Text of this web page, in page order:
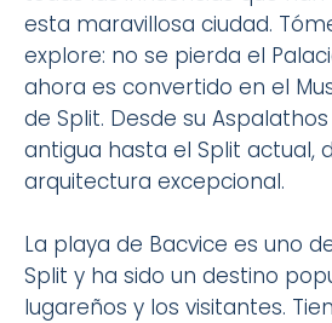
esta maravillosa ciudad.
explore: no se pierda el
ahora es convertido en el
de Split. Desde su
antigua hasta el Split actual,
arquitectura excepcional.
La playa de Bacvice es uno
Split y ha sido un destino
lugareños y los visitantes.